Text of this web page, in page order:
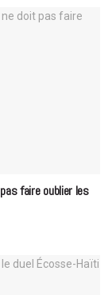
faire oublier les